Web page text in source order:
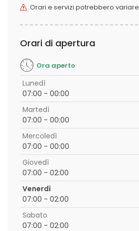
Orari e servizi potrebbero variare
Orari di apertura
Ora aperto
Lunedì
07:00 - 00:00
Martedì
07:00 - 00:00
Mercoledì
07:00 - 00:00
Giovedì
07:00 - 02:00
Venerdì
07:00 - 02:00
Sabato
07:00 - 02:00